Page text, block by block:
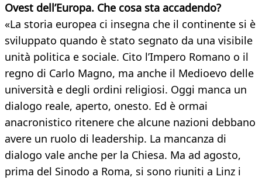
Ovest dell’Europa. Che cosa sta accadendo?
«La storia europea ci insegna che il continente si è
sviluppato quando è stato segnato da una visibile
unità politica e sociale. Cito l’Impero Romano o il
regno di Carlo Magno, ma anche il Medioevo delle
università e degli ordini religiosi. Oggi manca un
dialogo reale, aperto, onesto. Ed è ormai
anacronistico ritenere che alcune nazioni debbano
avere un ruolo di leadership. La mancanza di
dialogo vale anche per la Chiesa. Ma ad agosto,
prima del Sinodo a Roma, si sono riuniti a Linz i